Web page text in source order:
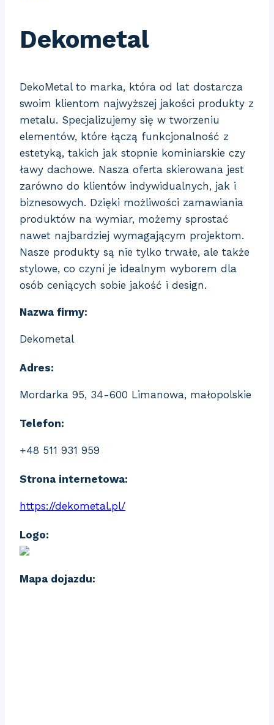
Dekometal
DekoMetal to marka, która od lat dostarcza
swoim klientom najwyższej jakości produkty z
metalu. Specjalizujemy się w tworzeniu
elementów, które łączą funkcjonalność z
estetyką, takich jak stopnie kominiarskie czy
ławy dachowe. Nasza oferta skierowana jest
zarówno do klientów indywidualnych, jak i
biznesowych. Dzięki możliwości zamawiania
produktów na wymiar, możemy sprostać
nawet najbardziej wymagającym projektom.
Nasze produkty są nie tylko trwałe, ale także
stylowe, co czyni je idealnym wyborem dla
osób ceniących sobie jakość i design.
Nazwa firmy:
Dekometal
Adres:
Mordarka 95, 34-600 Limanowa, małopolskie
Telefon:
+48 511 931 959
Strona internetowa:
https://dekometal.pl/
Logo:
Mapa dojazdu: